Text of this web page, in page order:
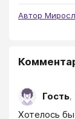
Автор
Гость,
Хотелось